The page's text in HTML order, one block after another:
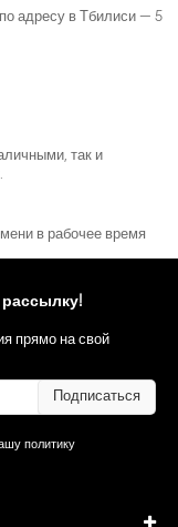
адресу в Тбилиси — 5
так и
в рабочее время
прямо на свой
Подписаться
политику